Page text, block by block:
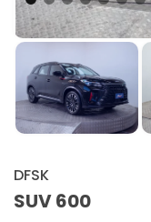
DFSK
SUV 600